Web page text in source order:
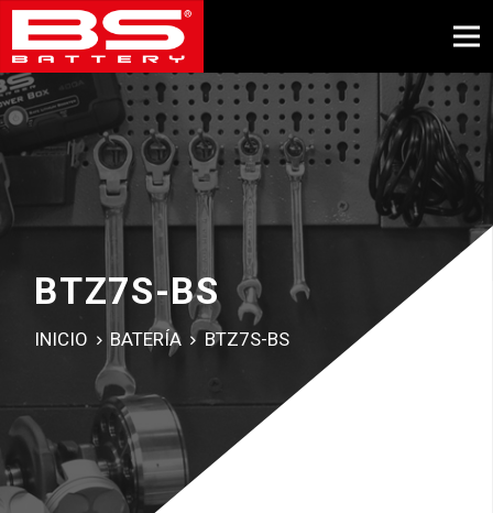
BTZ7S-BS
INICIO BATERÍA BTZ7S-BS